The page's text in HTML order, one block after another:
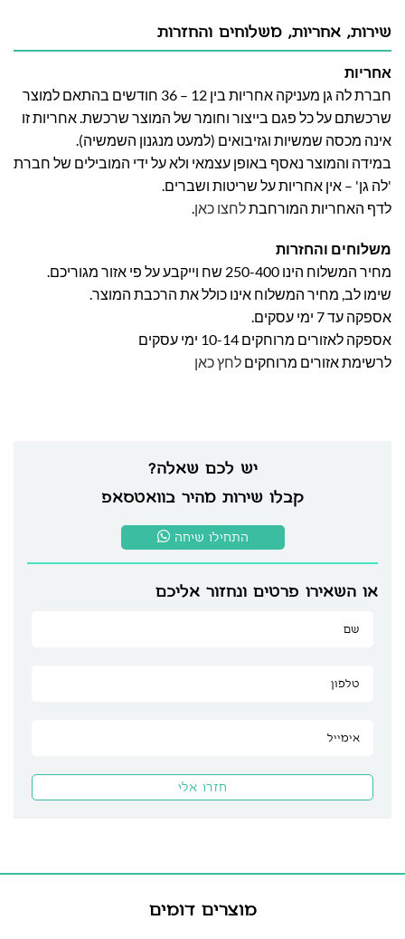
יש לכם שאלה?
קבלו שירות מהיר בוואטסאפ
התחילו שיחה
או השאירו פרטים ונחזור אליכם
שירות, אחריות, משלוחים והחזרות
אחריות
חברת לה גן מעניקה אחריות בין 12 – 36 חודשים בהתאם למוצר
שרכשתם על כל פגם בייצור וחומר של המוצר שרכשת. אחריות זו
אינה מכסה שמשיות וגזיבואים (למעט מנגנון השמשיה).
במידה והמוצר נאסף באופן עצמאי ולא על ידי המובילים של חברת
'לה גן' – אין אחריות על שריטות ושברים.
לדף האחריות המורחבתלחצו כאן.
משלוחים והחזרות
מחיר המשלוח הינו 250-400 שח וייקבע על פי אזור מגוריכם.
שימו לב, מחיר המשלוח אינו כולל את הרכבת המוצר.
אספקה עד 7 ימי עסקים.
אספקה לאזורים מרוחקים 10-14 ימי עסקים
לרשימת אזורים מרוחקים לחץ כאן
מוצרים דומים